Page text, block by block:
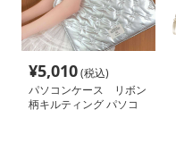
¥5,010(税込)
パソコンケース リボン
柄キルティング パソコ